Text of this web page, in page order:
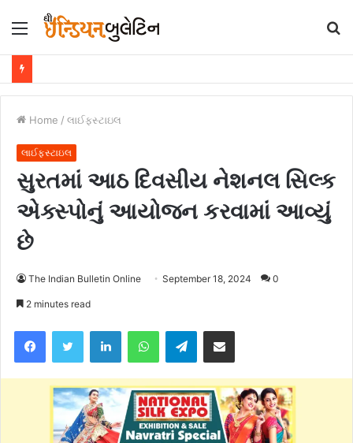
Menu
Home / લાઈફસ્ટાઇલ
લાઈફસ્ટાઇલ
સુરતમાં આઠ દિવસીય નેશનલ સિલ્ક
એક્સ્પોનું આયોજન કરવામાં આવ્યું
છે
The Indian Bulletin Online September 18, 2024 0
2 minutes read
Telegram